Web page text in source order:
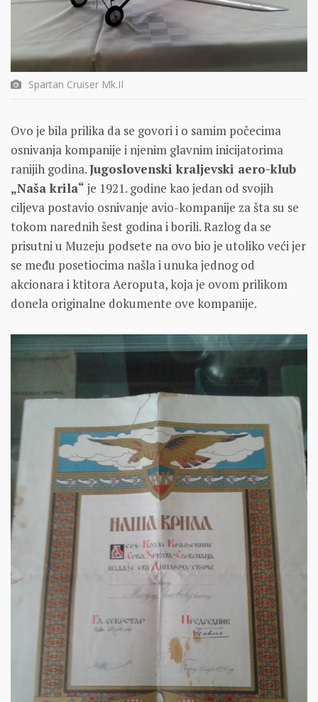
Spartan Cruiser Mk.II
Ovo je bila prilika da se govori i o samim počecima
osnivanja kompanije i njenim glavnim inicijatorima
ranijih godina.Jugoslovenski kraljevski aero-klub
„Naša krila“ je 1921. godine kao jedan od svojih
ciljeva postavio osnivanje avio-kompanije za šta su se
tokom narednih šest godina i borili. Razlog da se
prisutni u Muzeju podsete na ovo bio je utoliko veći jer
se među posetiocima našla i unuka jednog od
akcionara i ktitora Aeroputa, koja je ovom prilikom
donela originalne dokumente ove kompanije.